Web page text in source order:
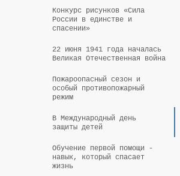
Конкурс рисунков «Сила
России в единстве и
спасении»
22 июня 1941 года началась
Великая Отечественная война
Пожароопасный сезон и
особый противопожарный
режим
В Международный день
защиты детей
Обучение первой помощи -
навык, который спасает
жизнь